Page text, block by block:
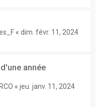
« dim. févr. 11, 2024
année
« jeu. janv. 11, 2024